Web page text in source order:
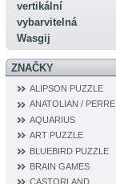
vertikální
vybarvitelná
Wasgij
ZNAČKY
ALIPSON PUZZLE
ANATOLIAN / PERRE
AQUARIUS
ART PUZZLE
BLUEBIRD PUZZLE
BRAIN GAMES
CASTORLAND